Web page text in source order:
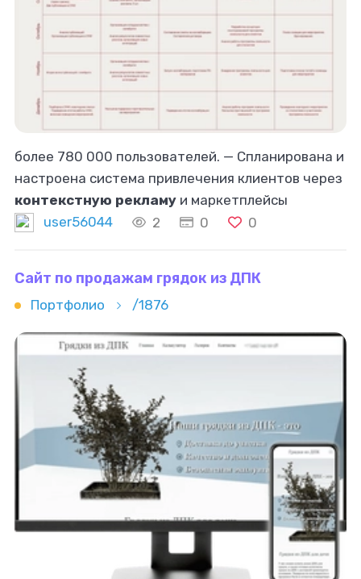
более 780 000 пользователей. — Спланирована и
настроена система привлечения клиентов через
контекстную рекламу и маркетплейсы
(Яндекс.Маркет), с расчётом и оптимизацией
user56044 2 0 0
Сайт по продажам грядок из ДПК
Портфолио /1876